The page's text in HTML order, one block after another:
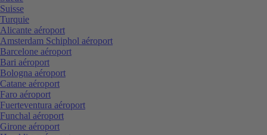
Suisse
Turquie
Alicante aéroport
Amsterdam Schiphol aéroport
Barcelone aéroport
Bari aéroport
Bologna aéroport
Catane aéroport
Faro aéroport
Fuerteventura aéroport
Funchal aéroport
Girone aéroport